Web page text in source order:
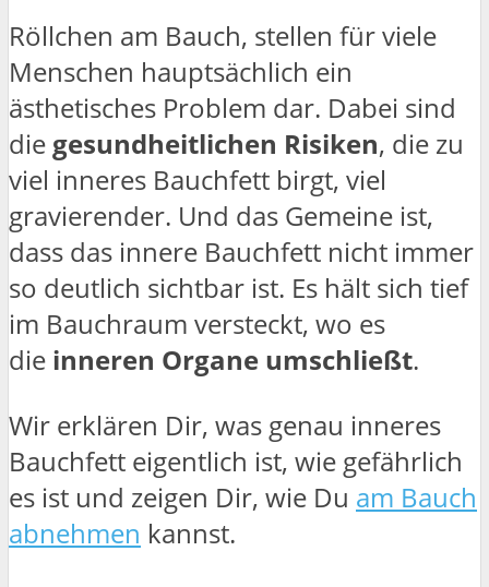
Röllchen am Bauch, stellen für viele
Menschen hauptsächlich ein
ästhetisches Problem dar. Dabei sind
die gesundheitlichen Risiken, die zu
viel inneres Bauchfett birgt, viel
gravierender. Und das Gemeine ist,
dass das innere Bauchfett nicht immer
so deutlich sichtbar ist. Es hält sich tief
im Bauchraum versteckt, wo es
die inneren Organe umschließt.
Wir erklären Dir, was genau inneres
Bauchfett eigentlich ist, wie gefährlich
es ist und zeigen Dir, wie Du am Bauch
abnehmen kannst.